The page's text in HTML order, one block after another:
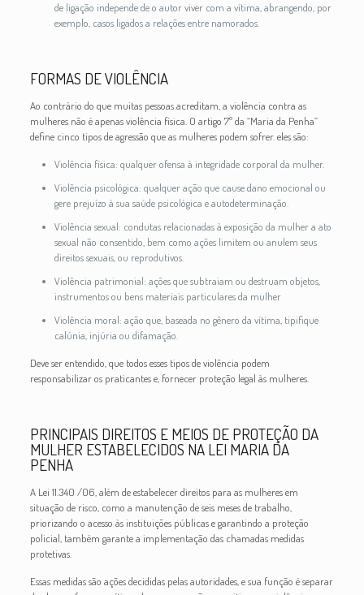
de ligação independe de o autor viver com a vítima, abrangendo, por
exemplo, casos ligados a relações entre namorados.
FORMAS DE VIOLÊNCIA
Ao contrário do que muitas pessoas acreditam, a violência contra as
mulheres não é apenas violência física. O artigo 7º da “Maria da Penha”
define cinco tipos de agressão que as mulheres podem sofrer. eles são:
Violência física: qualquer ofensa à integridade corporal da mulher.
Violência psicológica: qualquer ação que cause dano emocional ou
gere prejuízo à sua saúde psicológica e autodeterminação.
Violência sexual: condutas relacionadas à exposição da mulher a ato
sexual não consentido, bem como ações limitem ou anulem seus
direitos sexuais, ou reprodutivos.
Violência patrimonial: ações que subtraiam ou destruam objetos,
instrumentos ou bens materiais particulares da mulher
Violência moral: ação que, baseada no gênero da vítima, tipifique
calúnia, injúria ou difamação.
Deve ser entendido, que todos esses tipos de violência podem
responsabilizar os praticantes e, fornecer proteção legal às mulheres.
PRINCIPAIS DIREITOS E MEIOS DE PROTEÇÃO DA
MULHER ESTABELECIDOS NA LEI MARIA DA
PENHA
A Lei 11.340 /06, além de estabelecer direitos para as mulheres em
situação de risco, como a manutenção de seis meses de trabalho,
priorizando o acesso às instituições públicas e garantindo a proteção
policial, também garante a implementação das chamadas medidas
protetivas.
Essas medidas são ações decididas pelas autoridades, e sua função é separar